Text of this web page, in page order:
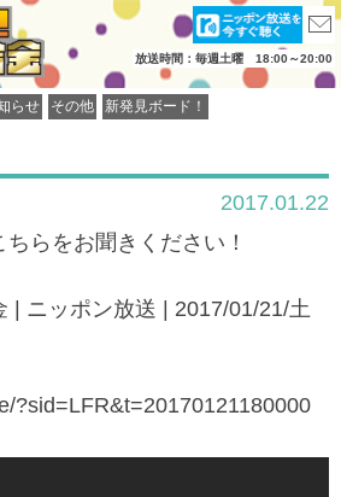
放送時間：毎週土曜 18:00～20:00
らせ その他 新発見ボード！
2017.01.22
らをお聞きください！
| ニッポン放送 | 2017/01/21/土
?sid=LFR&t=20170121180000